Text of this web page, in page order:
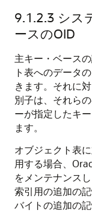
9.1.2.3 シス
ースのOID
主キー・ベース
ト表へのデータ
きます。それに
別子は、それら
ーが指定したキ
ます。
オブジェクト表
用する場合、
をメンテナンス
索引用の追加の
バイトの追加の